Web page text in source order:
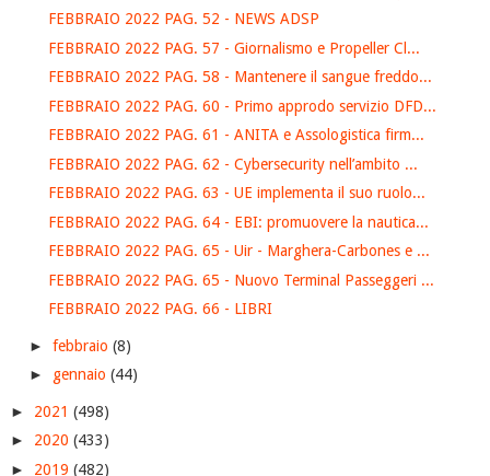
FEBBRAIO 2022 PAG. 52 - NEWS ADSP
FEBBRAIO 2022 PAG. 57 - Giornalismo e Propeller Cl...
FEBBRAIO 2022 PAG. 58 - Mantenere il sangue freddo...
FEBBRAIO 2022 PAG. 60 - Primo approdo servizio DFD...
FEBBRAIO 2022 PAG. 61 - ANITA e Assologistica firm...
FEBBRAIO 2022 PAG. 62 - Cybersecurity nell’ambito ...
FEBBRAIO 2022 PAG. 63 - UE implementa il suo ruolo...
FEBBRAIO 2022 PAG. 64 - EBI: promuovere la nautica...
FEBBRAIO 2022 PAG. 65 - Uir - Marghera-Carbones e ...
FEBBRAIO 2022 PAG. 65 - Nuovo Terminal Passeggeri ...
FEBBRAIO 2022 PAG. 66 - LIBRI
► febbraio (8)
► gennaio (44)
► 2021 (498)
► 2020 (433)
► 2019 (482)